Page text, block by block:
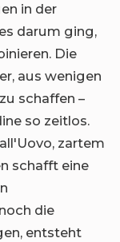
in der
darum ging,
Die
aus wenigen
schaffen –
so zeitlos.
zartem
schafft eine
die
entsteht